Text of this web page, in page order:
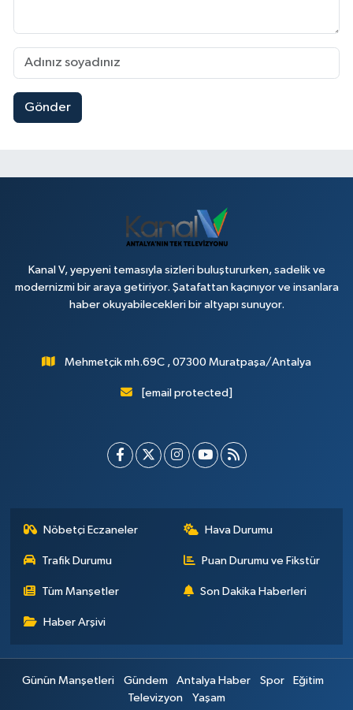
Gönder
Kanal V, yepyeni temasıyla sizleri buluştururken, sadelik ve
modernizmi bir araya getiriyor. Şatafattan kaçınıyor ve insanlara
haber okuyabilecekleri bir altyapı sunuyor.
Mehmetçik mh.69C , 07300 Muratpaşa/Antalya
[email protected]
Nöbetçi Eczaneler Hava Durumu
Trafik Durumu Puan Durumu ve Fikstür
Tüm Manşetler Son Dakika Haberleri
Haber Arşivi
Günün Manşetleri Gündem Antalya Haber Spor
Eğitim
Televizyon
Yaşam